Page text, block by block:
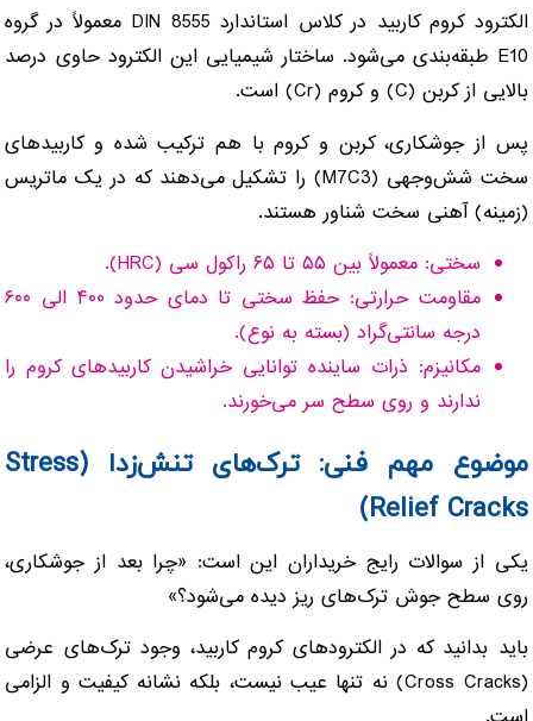
الکترود کروم کاربید در کلاس استاندارد DIN 8555 معمولاً در گروه
E10 طبقه‌بندی می‌شود. ساختار شیمیایی این الکترود حاوی درصد
بالایی از کربن (C) و کروم (Cr) است.
پس از جوشکاری، کربن و کروم با هم ترکیب شده و کاربیدهای
سخت شش‌وجهی (M7C3) را تشکیل می‌دهند که در یک ماتریس
(زمینه) آهنی سخت شناور هستند.
سختی: معمولاً بین ۵۵ تا ۶۵ راکول سی (HRC).
مقاومت حرارتی: حفظ سختی تا دمای حدود ۴۰۰ الی ۶۰۰
درجه سانتی‌گراد (بسته به نوع).
مکانیزم: ذرات ساینده توانایی خراشیدن کاربیدهای کروم را
ندارند و روی سطح سر می‌خورند.
موضوع مهم فنی: ترک‌های تنش‌زدا (Stress
Relief Cracks)
یکی از سوالات رایج خریداران این است: «چرا بعد از جوشکاری،
روی سطح جوش ترک‌های ریز دیده می‌شود؟»
باید بدانید که در الکترودهای کروم کاربید، وجود ترک‌های عرضی
(Cross Cracks) نه تنها عیب نیست، بلکه نشانه کیفیت و الزامی